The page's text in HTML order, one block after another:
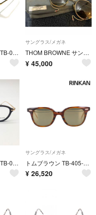
THOM BROWNE TB-011 鼈甲柄 ゴールド トムブラウン サングラス
サングラス/メガネ
THOM BROWNE サングラス
¥ 45,000
THOM BROWNE TB-011 49 ブラック ゴールド トムブラウン
サングラス/メガネ
トムブラウン TB-405-B-T-WLT-47 ボストンフレームサングラス メンズ 47□23-146
¥ 26,520